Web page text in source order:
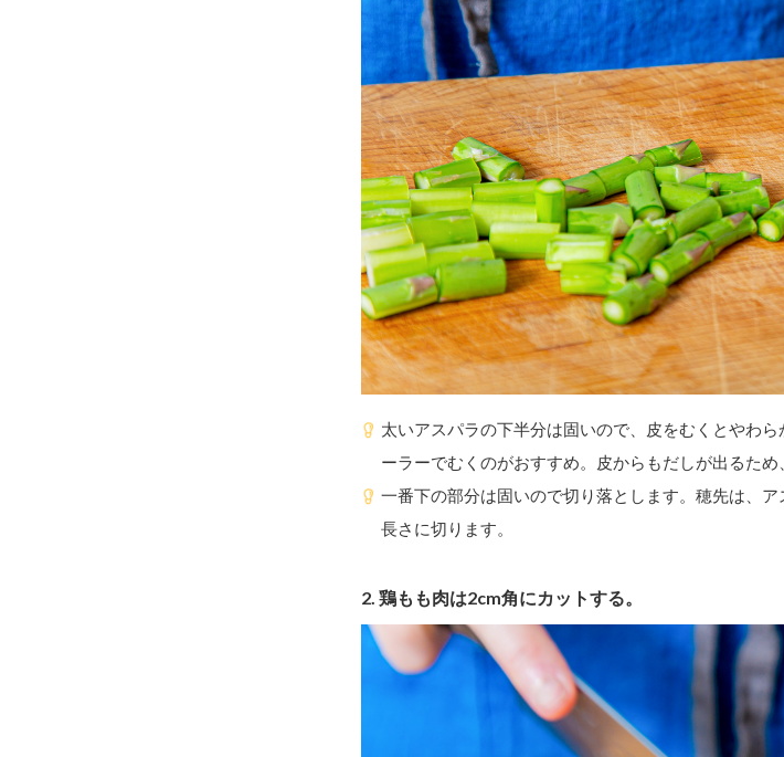
太いアスパラの下半分は固いので、皮をむくとやわ
ーラーでむくのがおすすめ。皮からもだしが出るため
一番下の部分は固いので切り落とします。穂先は、
長さに切ります。
2. 鶏もも肉は2cm角にカットする。